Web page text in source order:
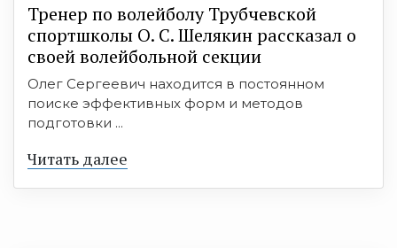
Тренер по волейболу Трубчевской
спортшколы О. С. Шелякин рассказал о
своей волейбольной секции
Олег Сергеевич находится в постоянном
поиске эффективных форм и методов
подготовки ...
Читать далее